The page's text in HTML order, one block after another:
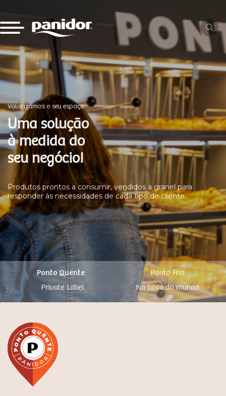
Valorizamos o seu espaço
Uma solução
à medida do
seu negócio!
Produtos prontos a consumir, vendidos a granel para
responder às necessidades de cada tipo de cliente.
Ponto Quente
Ponto Frio
Private Label
Na boca do mundo